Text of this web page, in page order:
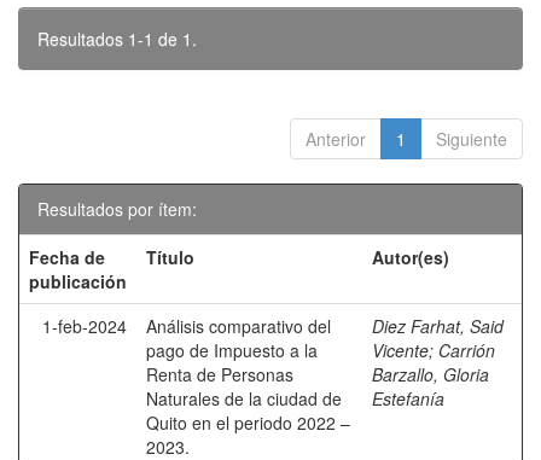
Resultados 1-1 de 1.
Anterior 1 Siguiente
Resultados por ítem:
Fecha de
publicación
Título Autor(es)
1-feb-2024
Análisis comparativo del
pago de Impuesto a la
Renta de Personas
Naturales de la ciudad de
Quito en el periodo 2022 –
2023.
Diez Farhat, Said
Vicente; Carrión
Barzallo, Gloria
Estefanía